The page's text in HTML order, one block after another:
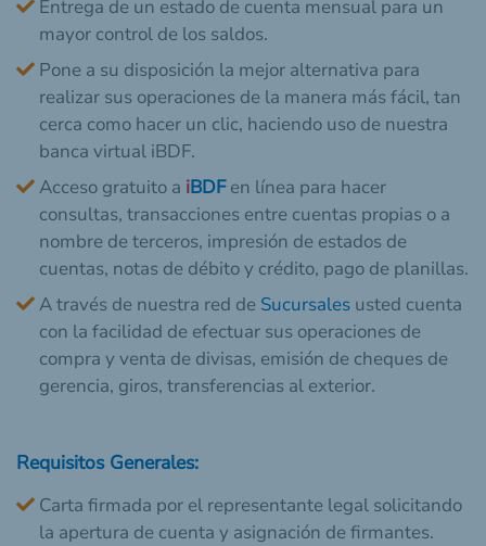
Entrega de un estado de cuenta mensual para un
mayor control de los saldos.
Pone a su disposición la mejor alternativa para
realizar sus operaciones de la manera más fácil, tan
cerca como hacer un clic, haciendo uso de nuestra
banca virtual iBDF.
Acceso gratuito a iBDFen línea para hacer
consultas, transacciones entre cuentas propias o a
nombre de terceros, impresión de estados de
cuentas, notas de débito y crédito, pago de planillas.
A través de nuestra red de Sucursales usted cuenta
con la facilidad de efectuar sus operaciones de
compra y venta de divisas, emisión de cheques de
gerencia, giros, transferencias al exterior.
Requisitos Generales:
Carta firmada por el representante legal solicitando
la apertura de cuenta y asignación de firmantes.